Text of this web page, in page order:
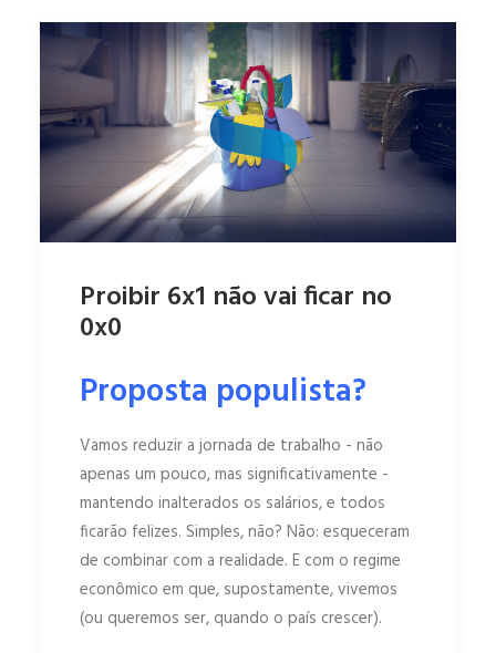
Proibir 6x1 não vai ficar no
0x0
Proposta populista?
Vamos reduzir a jornada de trabalho - não
apenas um pouco, mas significativamente -
mantendo inalterados os salários, e todos
ficarão felizes. Simples, não? Não: esqueceram
de combinar com a realidade. E com o regime
econômico em que, supostamente, vivemos
(ou queremos ser, quando o país crescer).